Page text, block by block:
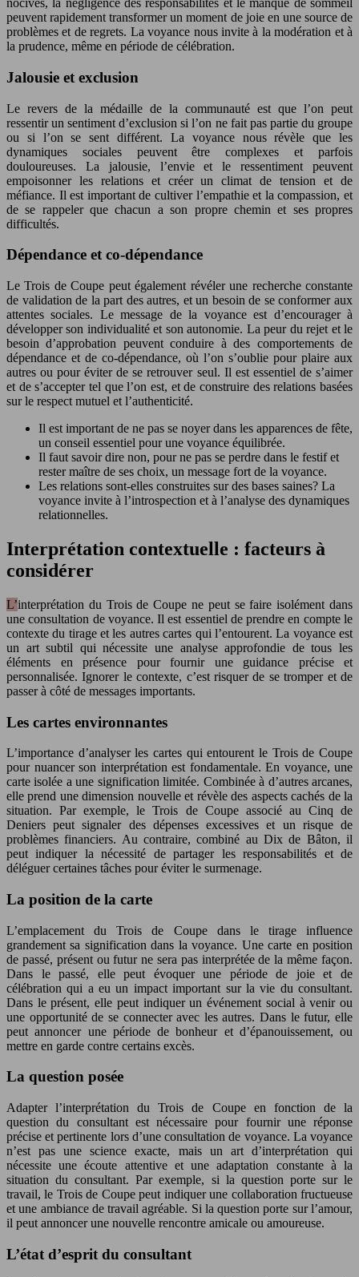
nocives, la négligence des responsabilités et le manque de sommeil
peuvent rapidement transformer un moment de joie en une source de
problèmes et de regrets. La voyance nous invite à la modération et à
la prudence, même en période de célébration.
Jalousie et exclusion
Le revers de la médaille de la communauté est que l’on peut
ressentir un sentiment d’exclusion si l’on ne fait pas partie du groupe
ou si l’on se sent différent. La voyance nous révèle que les
dynamiques sociales peuvent être complexes et parfois
douloureuses. La jalousie, l’envie et le ressentiment peuvent
empoisonner les relations et créer un climat de tension et de
méfiance. Il est important de cultiver l’empathie et la compassion, et
de se rappeler que chacun a son propre chemin et ses propres
difficultés.
Dépendance et co-dépendance
Le Trois de Coupe peut également révéler une recherche constante
de validation de la part des autres, et un besoin de se conformer aux
attentes sociales. Le message de la voyance est d’encourager à
développer son individualité et son autonomie. La peur du rejet et le
besoin d’approbation peuvent conduire à des comportements de
dépendance et de co-dépendance, où l’on s’oublie pour plaire aux
autres ou pour éviter de se retrouver seul. Il est essentiel de s’aimer
et de s’accepter tel que l’on est, et de construire des relations basées
sur le respect mutuel et l’authenticité.
Il est important de ne pas se noyer dans les apparences de fête,
un conseil essentiel pour une voyance équilibrée.
Il faut savoir dire non, pour ne pas se perdre dans le festif et
rester maître de ses choix, un message fort de la voyance.
Les relations sont-elles construites sur des bases saines? La
voyance invite à l’introspection et à l’analyse des dynamiques
relationnelles.
Interprétation contextuelle : facteurs à
considérer
L’interprétation du Trois de Coupe ne peut se faire isolément dans
une consultation de voyance. Il est essentiel de prendre en compte le
contexte du tirage et les autres cartes qui l’entourent. La voyance est
un art subtil qui nécessite une analyse approfondie de tous les
éléments en présence pour fournir une guidance précise et
personnalisée. Ignorer le contexte, c’est risquer de se tromper et de
passer à côté de messages importants.
Les cartes environnantes
L’importance d’analyser les cartes qui entourent le Trois de Coupe
pour nuancer son interprétation est fondamentale. En voyance, une
carte isolée a une signification limitée. Combinée à d’autres arcanes,
elle prend une dimension nouvelle et révèle des aspects cachés de la
situation. Par exemple, le Trois de Coupe associé au Cinq de
Deniers peut signaler des dépenses excessives et un risque de
problèmes financiers. Au contraire, combiné au Dix de Bâton, il
peut indiquer la nécessité de partager les responsabilités et de
déléguer certaines tâches pour éviter le surmenage.
La position de la carte
L’emplacement du Trois de Coupe dans le tirage influence
grandement sa signification dans la voyance. Une carte en position
de passé, présent ou futur ne sera pas interprétée de la même façon.
Dans le passé, elle peut évoquer une période de joie et de
célébration qui a eu un impact important sur la vie du consultant.
Dans le présent, elle peut indiquer un événement social à venir ou
une opportunité de se connecter avec les autres. Dans le futur, elle
peut annoncer une période de bonheur et d’épanouissement, ou
mettre en garde contre certains excès.
La question posée
Adapter l’interprétation du Trois de Coupe en fonction de la
question du consultant est nécessaire pour fournir une réponse
précise et pertinente lors d’une consultation de voyance. La voyance
n’est pas une science exacte, mais un art d’interprétation qui
nécessite une écoute attentive et une adaptation constante à la
situation du consultant. Par exemple, si la question porte sur le
travail, le Trois de Coupe peut indiquer une collaboration fructueuse
et une ambiance de travail agréable. Si la question porte sur l’amour,
il peut annoncer une nouvelle rencontre amicale ou amoureuse.
L’état d’esprit du consultant